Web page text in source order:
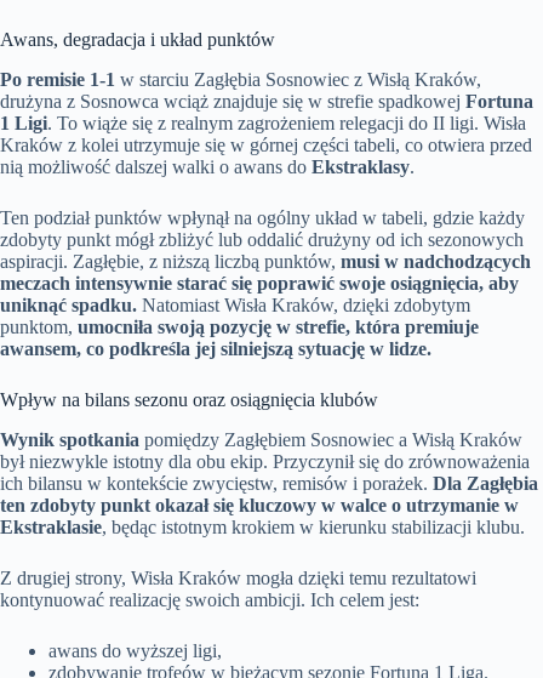
Awans, degradacja i układ punktów
Po remisie 1-1 w starciu Zagłębia Sosnowiec z Wisłą Kraków,
drużyna z Sosnowca wciąż znajduje się w strefie spadkowej Fortuna
1 Ligi. To wiąże się z realnym zagrożeniem relegacji do II ligi. Wisła
Kraków z kolei utrzymuje się w górnej części tabeli, co otwiera przed
nią możliwość dalszej walki o awans do Ekstraklasy.
Ten podział punktów wpłynął na ogólny układ w tabeli, gdzie każdy
zdobyty punkt mógł zbliżyć lub oddalić drużyny od ich sezonowych
aspiracji. Zagłębie, z niższą liczbą punktów, musi w nadchodzących
meczach intensywnie starać się poprawić swoje osiągnięcia, aby
uniknąć spadku. Natomiast Wisła Kraków, dzięki zdobytym
punktom, umocniła swoją pozycję w strefie, która premiuje
awansem, co podkreśla jej silniejszą sytuację w lidze.
Wpływ na bilans sezonu oraz osiągnięcia klubów
Wynik spotkania pomiędzy Zagłębiem Sosnowiec a Wisłą Kraków
był niezwykle istotny dla obu ekip. Przyczynił się do zrównoważenia
ich bilansu w kontekście zwycięstw, remisów i porażek. Dla Zagłębia
ten zdobyty punkt okazał się kluczowy w walce o utrzymanie w
Ekstraklasie, będąc istotnym krokiem w kierunku stabilizacji klubu.
Z drugiej strony, Wisła Kraków mogła dzięki temu rezultatowi
kontynuować realizację swoich ambicji. Ich celem jest:
awans do wyższej ligi,
zdobywanie trofeów w bieżącym sezonie Fortuna 1 Liga.